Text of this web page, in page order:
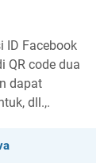
ID Facebook
QR code dua
dapat
dll.,.